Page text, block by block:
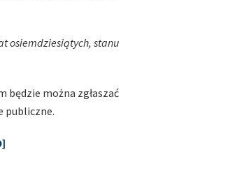
osiemdziesiątych, stanu
będzie można zgłaszać
publiczne.